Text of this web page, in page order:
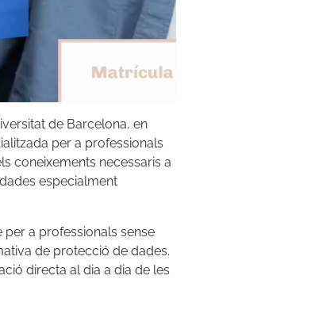
de Barcelona, en
per a professionals
coneixements necessaris a
especialment
a professionals sense
de protecció de dades.
directa al dia a dia de les